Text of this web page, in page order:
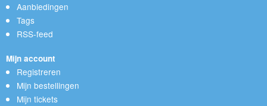
Aanbiedingen
Tags
RSS-feed
Mijn account
Registreren
Mijn bestellingen
Mijn tickets